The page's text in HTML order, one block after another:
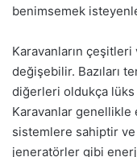
benimsemek
Karavanların
değişebilir. Bazıları
diğerleri oldukça lüks
Karavanlar genellikle
sistemlere sahiptir ve
jeneratörler gibi